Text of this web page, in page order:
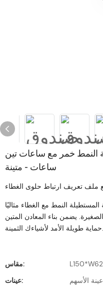
النمط خمر مع ساعات تين
ساعات - متينة
ملف تعريف ارتباط حلوى الغطاء
النمط مع الغطاء مثاليًا
يضمن بناء المعادن المتين
حماية طويلة الأمد لأشياءك الثمينة.
مقاس:
عينات:
عينة الأسهم